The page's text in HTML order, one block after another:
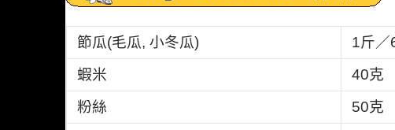
節瓜(毛瓜, 小冬瓜)
1斤／
蝦米
40克
粉絲
50克